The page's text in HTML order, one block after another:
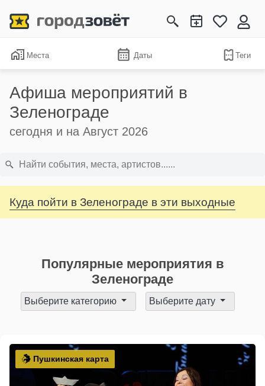
Места Даты Теги
Афиша мероприятий в
Зеленограде
сегодня и на Август 2026
Куда пойти в Зеленограде в эти выходные
Популярные мероприятия в
Зеленограде
Выберите категорию Выберите дату
Пушкинская карта